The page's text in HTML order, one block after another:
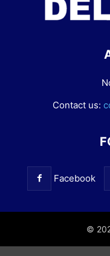
Contact us:
Facebook
©